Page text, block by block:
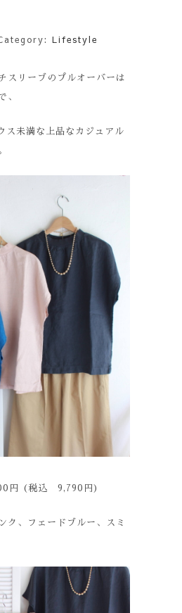
Lifestyle
スリーブのプルオーバーは
、
ス未満な上品なカジュアル
円 (税込 9,790円)
ク、フェードブルー、スミ